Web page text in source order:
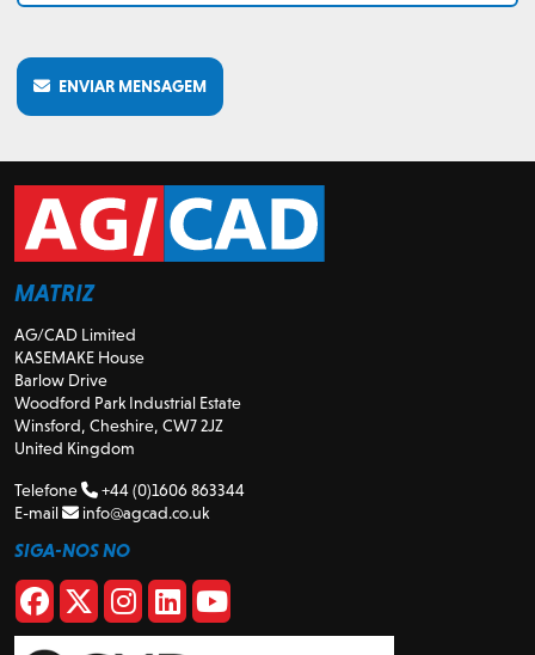
ENVIAR MENSAGEM
MATRIZ
AG/CAD Limited
KASEMAKE House
Barlow Drive
Woodford Park Industrial Estate
Winsford, Cheshire, CW7 2JZ
United Kingdom
Telefone
+44 (0)1606 863344
E-mail
info@agcad.co.uk
SIGA-NOS NO